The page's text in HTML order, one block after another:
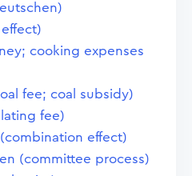
cooking expenses
fee; coal subsidy)
fee)
effect)
(committee process)